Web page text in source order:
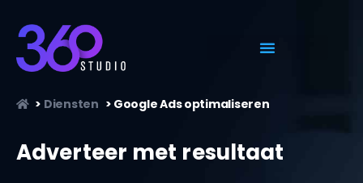
> Diensten > Google Ads optimaliseren
Adverteer met resultaat